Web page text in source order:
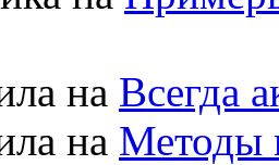
на Всегда
на Методы